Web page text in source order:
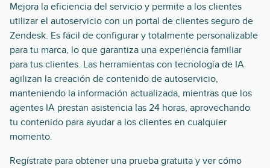
Mejora la eficiencia del servicio y permite a los clientes
utilizar el autoservicio con un portal de clientes seguro de
Zendesk. Es fácil de configurar y totalmente personalizable
para tu marca, lo que garantiza una experiencia familiar
para tus clientes. Las herramientas con tecnología de IA
agilizan la creación de contenido de autoservicio,
manteniendo la información actualizada, mientras que los
agentes IA prestan asistencia las 24 horas, aprovechando
tu contenido para ayudar a los clientes en cualquier
momento.
Regístrate para obtener una prueba gratuita y ver cómo